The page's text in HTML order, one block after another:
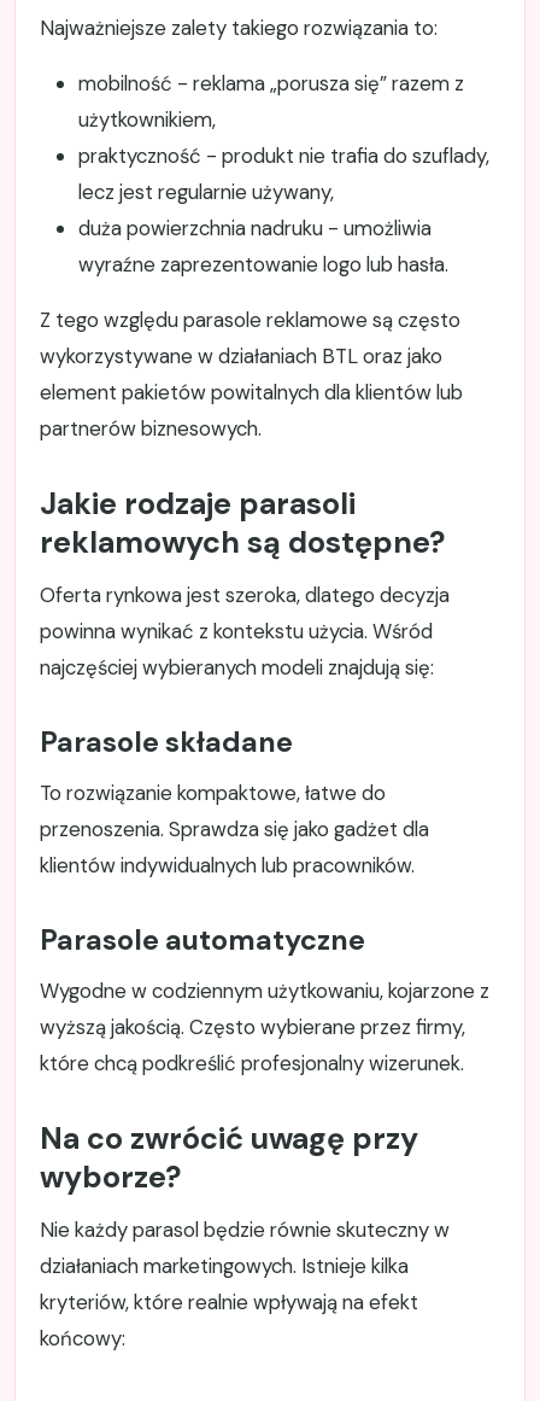
Najważniejsze zalety takiego rozwiązania to:
mobilność - reklama „porusza się” razem z
użytkownikiem,
praktyczność - produkt nie trafia do szuflady,
lecz jest regularnie używany,
duża powierzchnia nadruku - umożliwia
wyraźne zaprezentowanie logo lub hasła.
Z tego względu parasole reklamowe są często
wykorzystywane w działaniach BTL oraz jako
element pakietów powitalnych dla klientów lub
partnerów biznesowych.
Jakie rodzaje parasoli
reklamowych są dostępne?
Oferta rynkowa jest szeroka, dlatego decyzja
powinna wynikać z kontekstu użycia. Wśród
najczęściej wybieranych modeli znajdują się:
Parasole składane
To rozwiązanie kompaktowe, łatwe do
przenoszenia. Sprawdza się jako gadżet dla
klientów indywidualnych lub pracowników.
Parasole automatyczne
Wygodne w codziennym użytkowaniu, kojarzone z
wyższą jakością. Często wybierane przez firmy,
które chcą podkreślić profesjonalny wizerunek.
Na co zwrócić uwagę przy
wyborze?
Nie każdy parasol będzie równie skuteczny w
działaniach marketingowych. Istnieje kilka
kryteriów, które realnie wpływają na efekt
końcowy: